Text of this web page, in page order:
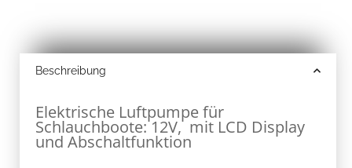
Beschreibung
Elektrische Luftpumpe für
Schlauchboote: 12V, mit LCD Display
und Abschaltfunktion